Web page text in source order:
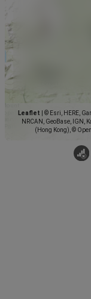
Leaflet
© Esri, HERE,
NRCAN, GeoBase, IGN,
(Hong Kong), ©